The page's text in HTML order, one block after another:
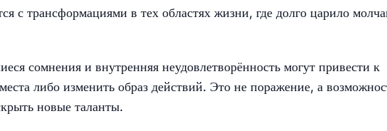
с трансформациями в тех областях жизни, где долго царило
сомнения и внутренняя неудовлетворённость могут привести к
либо изменить образ действий. Это не поражение, а
новые таланты.